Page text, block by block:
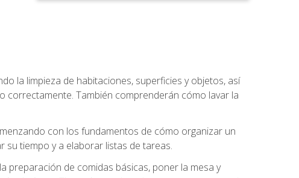
la limpieza de habitaciones, superficies y objetos, así
También comprenderán cómo lavar la
con los fundamentos de cómo organizar un
su tiempo y a elaborar listas de tareas.
preparación de comidas básicas, poner la mesa y